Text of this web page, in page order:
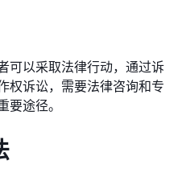
可以采取法律行动，通过诉
权诉讼，需要法律咨询和专
途径。